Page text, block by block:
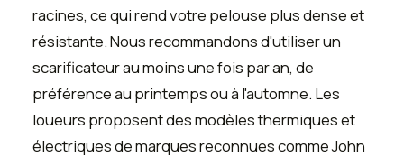
racines, ce qui rend votre pelouse plus dense et
résistante. Nous recommandons d'utiliser un
scarificateur au moins une fois par an, de
préférence au printemps ou à l'automne. Les
loueurs proposent des modèles thermiques et
électriques de marques reconnues comme John